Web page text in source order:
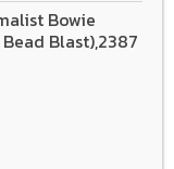
Bowie
Blast),2387